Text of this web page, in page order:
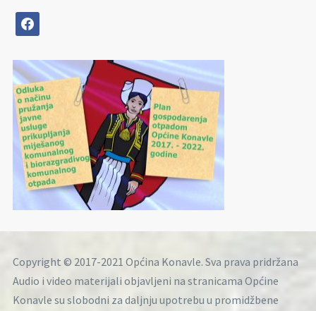
facebook
Copyright © 2017-2021 Općina Konavle. Sva prava pridržana
Audio i video materijali objavljeni na stranicama Općine
Konavle su slobodni za daljnju upotrebu u promidžbene